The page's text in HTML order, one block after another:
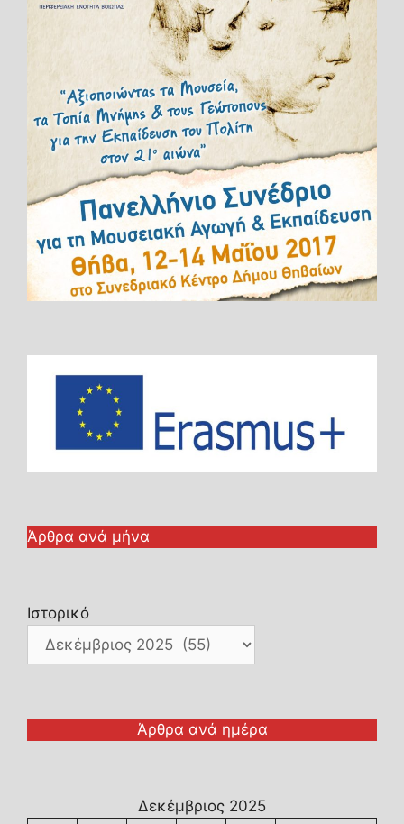
Άρθρα ανά μήνα
Ιστορικό
Άρθρα ανά ημέρα
Δεκέμβριος 2025